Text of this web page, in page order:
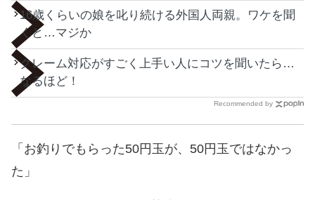
16歳くらいの娘を叱り続ける外国人両親。ワケを聞
くと…マジか
クレーム対応がすごく上手い人にコツを聞いたら…
なるほど！
Recommended by
「お釣りでもらった50円玉が、50円玉ではなかっ
た」